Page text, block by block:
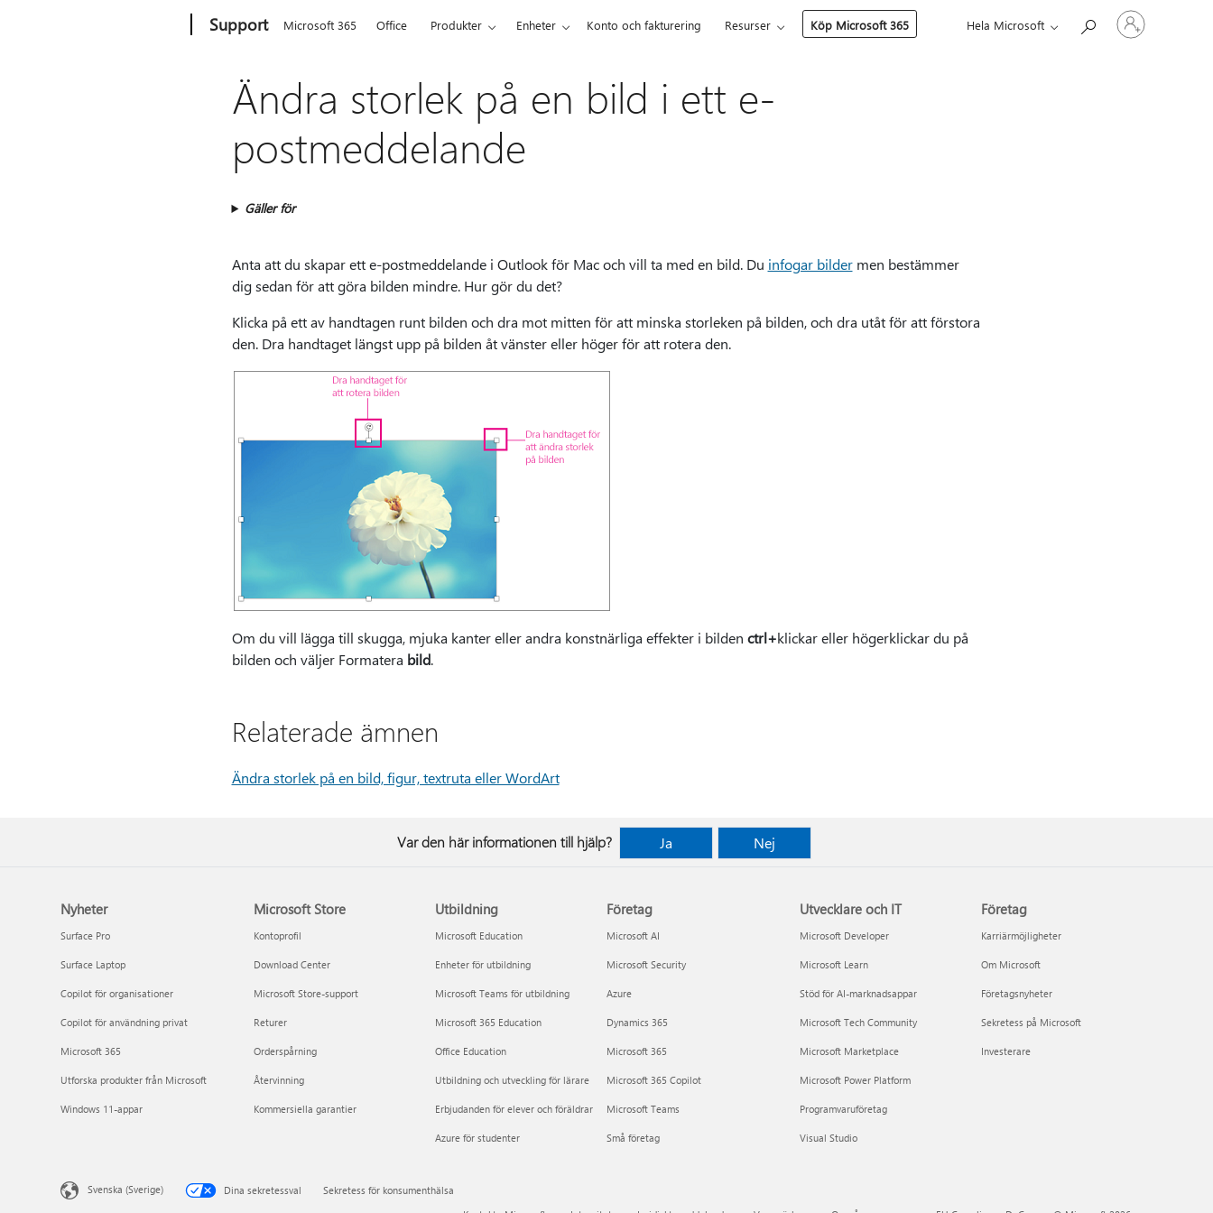
Support Microsoft 365 Office Produkter Enheter Konto och fakturering Resurser Köp Microsoft 365 Hela Microsoft
Logga
in
Ändra storlek på en bild i ett e-
postmeddelande
Gäller för
Anta att du skapar ett e-postmeddelande i Outlook för Mac och vill ta med en bild. Du infogar bildermen bestämmer
dig sedan för att göra bilden mindre. Hur gör du det?
Klicka på ett av handtagen runt bilden och dra mot mitten för att minska storleken på bilden, och dra utåt för att förstora
den. Dra handtaget längst upp på bilden åt vänster eller höger för att rotera den.
Om du vill lägga till skugga, mjuka kanter eller andra konstnärliga effekter i bilden ctrl+klickar eller högerklickar du på
bilden och väljer Formatera bild.
Relaterade ämnen
Ändra storlek på en bild, figur, textruta eller WordArt
Var den här informationen till hjälp? Ja Nej
Nyheter
Surface Pro
Surface Laptop
Copilot för organisationer
Copilot för användning privat
Microsoft 365
Utforska produkter från Microsoft
Windows 11-appar
Microsoft Store
Kontoprofil
Download Center
Microsoft Store-support
Returer
Orderspårning
Återvinning
Kommersiella garantier
Utbildning
Microsoft Education
Enheter för utbildning
Microsoft Teams för utbildning
Microsoft 365 Education
Office Education
Utbildning och utveckling för lärare
Erbjudanden för elever och föräldrar
Azure för studenter
Företag
Microsoft AI
Microsoft Security
Azure
Dynamics 365
Microsoft 365
Microsoft 365 Copilot
Microsoft Teams
Små företag
Utvecklare och IT
Microsoft Developer
Microsoft Learn
Stöd för AI-marknadsappar
Microsoft Tech Community
Microsoft Marketplace
Microsoft Power Platform
Programvaruföretag
Visual Studio
Företag
Karriärmöjligheter
Om Microsoft
Företagsnyheter
Sekretess på Microsoft
Investerare
Svenska (Sverige) Dina sekretessval
Sekretess för konsumenthälsa